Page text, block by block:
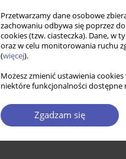
Przetwarzamy dane osobowe
zachowaniu odbywa się poprzez
cookies (tzw. ciasteczka). Dane, w
oraz w celu monitorowania ruchu
(więcej).
Możesz zmienić ustawienia
niektóre funkcjonalności dostępne
Zgadzam się